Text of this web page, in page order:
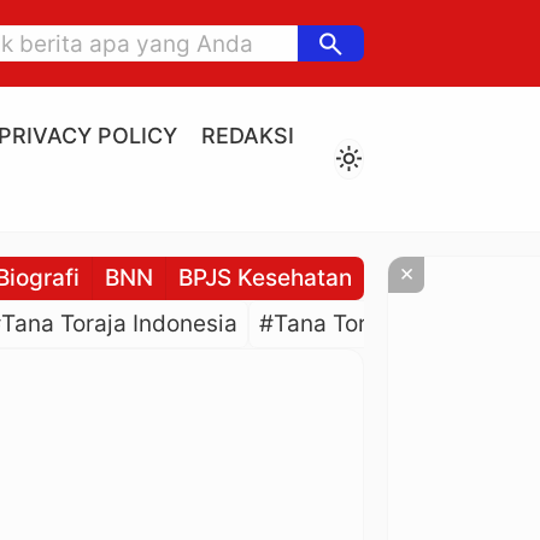
search
PRIVACY POLICY
REDAKSI
light_mode
BNN BPJS Kesehatan BPJS
Toraja Indonesia #Tana Toraja Culture
×